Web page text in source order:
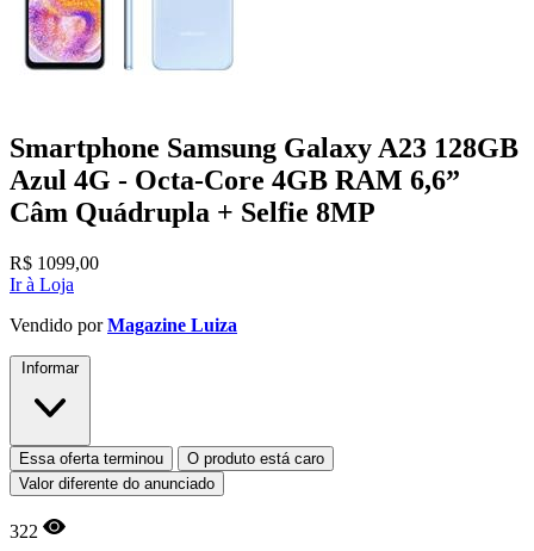
Smartphone Samsung Galaxy A23 128GB
Azul 4G - Octa-Core 4GB RAM 6,6”
Câm Quádrupla + Selfie 8MP
R$ 1099,00
Ir à Loja
Vendido porMagazine Luiza
Informar
Essa oferta terminou
O produto está caro
Valor diferente do anunciado
322